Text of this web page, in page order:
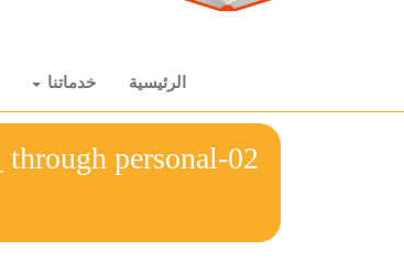
الرئيسية خدماتنا
through personal